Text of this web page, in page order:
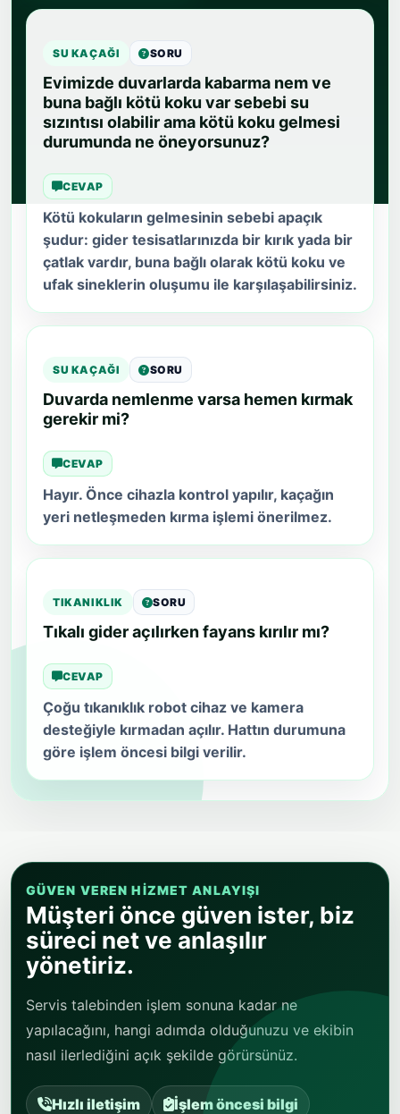
SU KAÇAĞI SORU
Evimizde duvarlarda kabarma nem ve
buna bağlı kötü koku var sebebi su
sızıntısı olabilir ama kötü koku gelmesi
durumunda ne öneyorsunuz?
CEVAP
Kötü kokuların gelmesinin sebebi apaçık
şudur: gider tesisatlarınızda bir kırık yada bir
çatlak vardır, buna bağlı olarak kötü koku ve
ufak sineklerin oluşumu ile karşılaşabilirsiniz.
SU KAÇAĞI SORU
Duvarda nemlenme varsa hemen kırmak
gerekir mi?
CEVAP
Hayır. Önce cihazla kontrol yapılır, kaçağın
yeri netleşmeden kırma işlemi önerilmez.
TIKANIKLIK SORU
Tıkalı gider açılırken fayans kırılır mı?
CEVAP
Çoğu tıkanıklık robot cihaz ve kamera
desteğiyle kırmadan açılır. Hattın durumuna
göre işlem öncesi bilgi verilir.
GÜVEN VEREN HIZMET ANLAYIŞI
Müşteri önce güven ister, biz
süreci net ve anlaşılır
yönetiriz.
Servis talebinden işlem sonuna kadar ne
yapılacağını, hangi adımda olduğunuzu ve ekibin
nasıl ilerlediğini açık şekilde görürsünüz.
Hızlı iletişim İşlem öncesi bilgi